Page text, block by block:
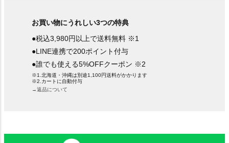
お買い物にうれしい3つの特典
●税込3,980円以上で送料無料 ※1
●LINE連携で200ポイント付与
●誰でも使える5%OFFクーポン ※2
※1.北海道・沖縄は別途1,100円送料がかかります
※2.カートに自動付与
→返品について